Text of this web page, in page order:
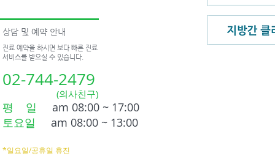
상담 및 예약 안내
진료 예약을 하시면 보다 빠른 진료
서비스를 받으실 수 있습니다.
02-744-2479
(의사친구)
평 일 am 08:00 ~ 17:00
토요일 am 08:00 ~ 13:00
*일요일/공휴일 휴진